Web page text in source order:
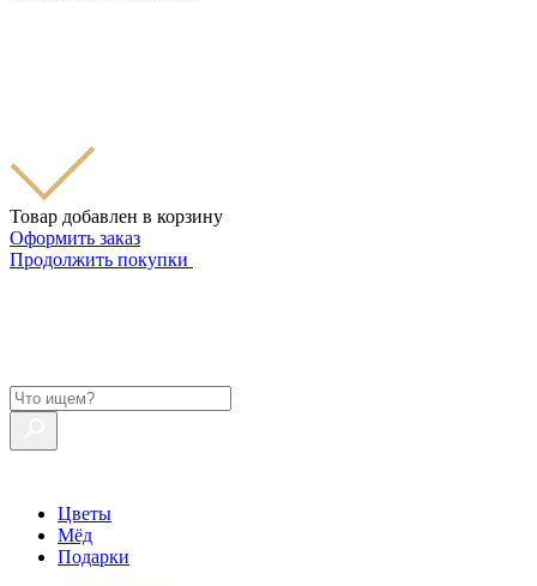
Товар добавлен в корзину
Оформить заказ
Продолжить покупки
Цветы
Мёд
Подарки